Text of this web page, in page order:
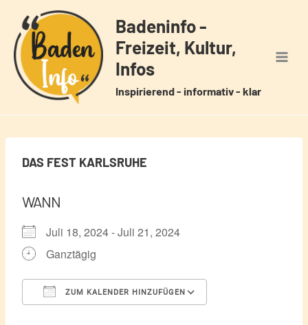
Inhalt
springen
Badeninfo -
Freizeit, Kultur,
Infos
Inspirierend - informativ - klar
DAS FEST KARLSRUHE
WANN
Juli 18, 2024 - Juli 21, 2024
Ganztägig
ZUM KALENDER HINZUFÜGEN